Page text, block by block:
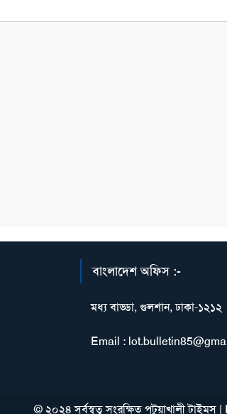
বাংলাদেশ অফিস :-
মধ্য বাড্ডা, গুলশান, ঢাকা-১২১২
Email :
© ২০২৪ সর্বস্বত্ব সংরক্ষিত পটুয়াখালী টাইমস |